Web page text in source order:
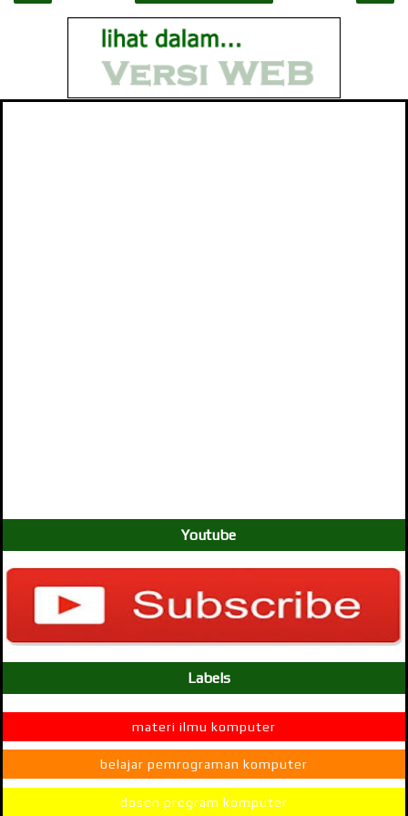
Youtube
Labels
materi ilmu komputer
belajar pemrograman komputer
dosen program komputer